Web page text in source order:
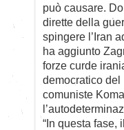
può causare.
dirette della
spingere l’Iran
ha aggiunto
forze curde
democratico
comuniste
“In questa fase,